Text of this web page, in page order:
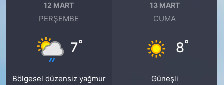
12 MART
PERŞEMBE
7°
Bölgesel düzensiz yağmur
13 MART
CUMA
8°
Güneşli